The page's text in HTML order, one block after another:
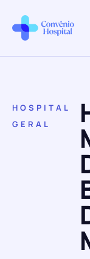
HOSPITAL
GERAL